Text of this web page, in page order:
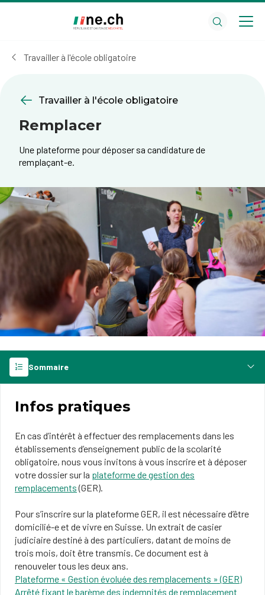
cookies
Travailler à l'école obligatoire
Travailler à l'école obligatoire
Remplacer
Une plateforme pour déposer sa candidature de
remplaçant-e.
Sommaire
Infos pratiques
En cas d’intérêt à effectuer des remplacements dans les
établissements d’enseignement public de la scolarité
obligatoire, nous vous invitons à vous inscrire et à déposer
votre dossier sur la plateforme de gestion des
remplacements(GER).
Pour s’inscrire sur la plateforme GER, il est nécessaire d’être
domicilié-e et de vivre en Suisse. Un extrait de casier
judiciaire destiné à des particuliers, datant de moins de
trois mois, doit être transmis. Ce document est à
renouveler tous les deux ans.
Plateforme « Gestion évoluée des remplacements » (GER)
Arrêté fixant le barème des indemnités de remplacement